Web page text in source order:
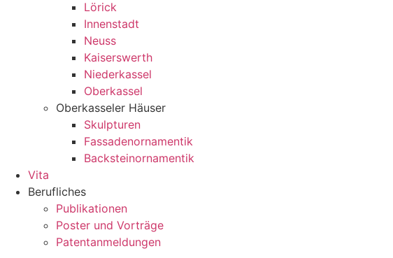
Lörick
Innenstadt
Neuss
Kaiserswerth
Niederkassel
Oberkassel
Oberkasseler Häuser
Skulpturen
Fassadenornamentik
Backsteinornamentik
Vita
Berufliches
Publikationen
Poster und Vorträge
Patentanmeldungen